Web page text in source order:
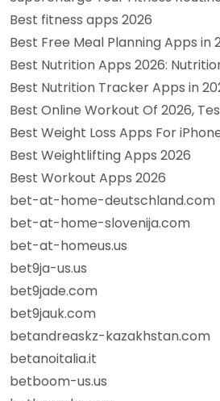
Best fitness apps 2026
Best Free Meal Planning Apps in
Best Nutrition Apps 2026:
Best Nutrition Tracker Apps in
Best Online Workout Of 2026,
Best Weight Loss Apps For
Best Weightlifting Apps 2026
Best Workout Apps 2026
bet-at-home-deutschland.com
bet-at-home-slovenija.com
bet-at-homeus.us
bet9ja-us.us
bet9jade.com
bet9jauk.com
betandreaskz-kazakhstan.com
betanoitalia.it
betboom-us.us